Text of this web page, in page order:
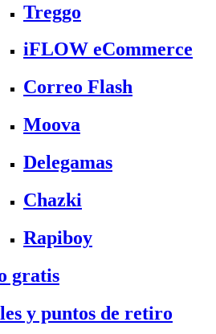
Treggo
iFLOW eCommerce
Correo Flash
Moova
Delegamas
Chazki
Rapiboy
gratis
y puntos de retiro